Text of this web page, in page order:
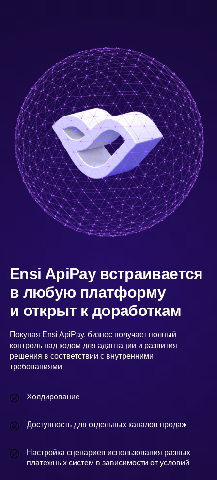
Ensi ApiPay встраивается
в любую платформу
и открыт к доработкам
Покупая Ensi ApiPay, бизнес получает полный
контроль над кодом для адаптации и развития
решения в соответствии с внутренними
требованиями
Холдирование
Доступность для отдельных каналов продаж
Настройка сценариев использования разных
платежных систем в зависимости от условий